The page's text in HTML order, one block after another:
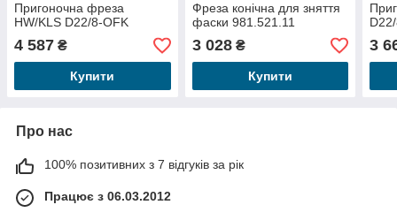
Пригоночна фреза
HW/KLS D22/8-OFK
4 587 ₴
Купити
Фреза конічна для зняття
фаски 981.521.11
3 028₴
Купити
3
Про нас
100% позитивних з 7 відгуків за рік
Працює з 06.03.2012